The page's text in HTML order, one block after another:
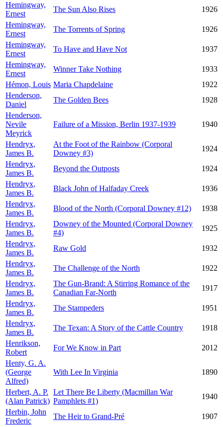
Hemingway,
Ernest
The Sun Also Rises
1926
Hemingway,
Ernest
The Torrents of Spring
1926
Hemingway,
Ernest
To Have and Have Not
1937
Hemingway,
Ernest
Winner Take Nothing
1933
Hémon, Louis Maria Chapdelaine
1922
Henderson,
Daniel
The Golden Bees
1928
Henderson,
Nevile
Meyrick
Failure of a Mission, Berlin 1937-1939 1940
Hendryx,
James B.
At the Foot of the Rainbow (Corporal
Downey #3)
1924
Hendryx,
James B.
Beyond the Outposts
1924
Hendryx,
James B.
Black John of Halfaday Creek
1936
Hendryx,
James B.
Blood of the North (Corporal Downey #12)
1938
Hendryx,
James B.
Downey of the Mounted (Corporal Downey
#4)
1925
Hendryx,
James B.
Raw Gold
1932
Hendryx,
James B.
The Challenge of the North
1922
Hendryx,
James B.
The Gun-Brand: A Stirring Romance of the
Canadian Far-North
1917
Hendryx,
James B.
The Stampeders
1951
Hendryx,
James B.
The Texan: A Story of the Cattle Country
1918
Henrikson,
Robert
For We Know in Part
2012
Henty, G. A.
(George
Alfred)
With Lee In Virginia 1890
Herbert, A. P.
(Alan Patrick)
Let There Be Liberty (Macmillan War
Pamphlets #1)
1940
Herbin, John
Frederic
The Heir to Grand-Pré
1907